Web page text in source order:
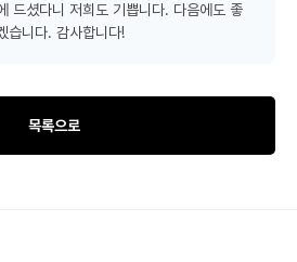
드셨다니 저희도 기쁩니다. 다음에도 좋
습니다. 감사합니다!
목록으로